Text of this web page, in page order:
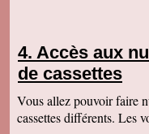
par votre
miennes. Après
été de nouveau
parlerai de
Cordialement.
Accès aux
de cassettes
Vous allez pouvoir faire
cassettes différents. Les